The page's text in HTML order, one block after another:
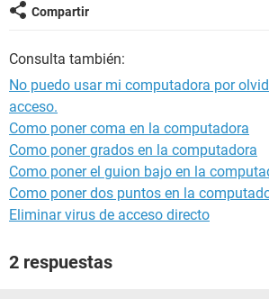
Compartir
Consulta también:
No puedo usar mi computadora por
acceso.
Como poner coma en la computadora
Como poner grados en la computadora
Como poner el guion bajo en la
Como poner dos puntos en la
Eliminar virus de acceso directo
2 respuestas